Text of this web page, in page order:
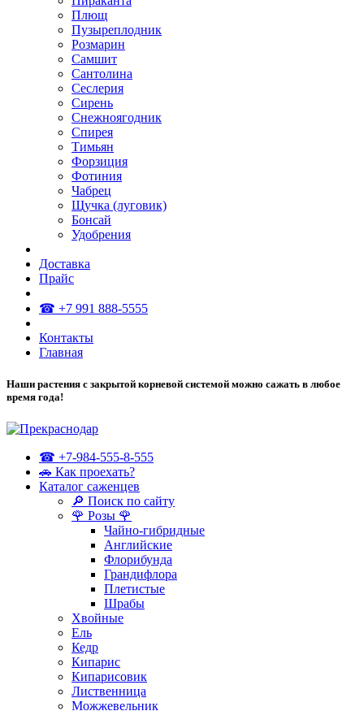
Плющ
Пузыреплодник
Розмарин
Самшит
Сантолина
Сеслерия
Сирень
Снежноягодник
Спирея
Тимьян
Форзиция
Фотиния
Чабрец
Щучка (луговик)
Бонсай
Удобрения
Доставка
Прайс
☎ +7 991 888-5555
Контакты
Главная
Наши растения с закрытой корневой системой можно сажать в любое
время года!
☎ +7-984-555-8-555
🚗 Как проехать?
Каталог саженцев
🔎 Поиск по сайту
🌹 Розы 🌹
Чайно-гибридные
Английские
Флорибунда
Грандифлора
Плетистые
Шрабы
Хвойные
Ель
Кедр
Кипарис
Кипарисовик
Лиственница
Можжевельник